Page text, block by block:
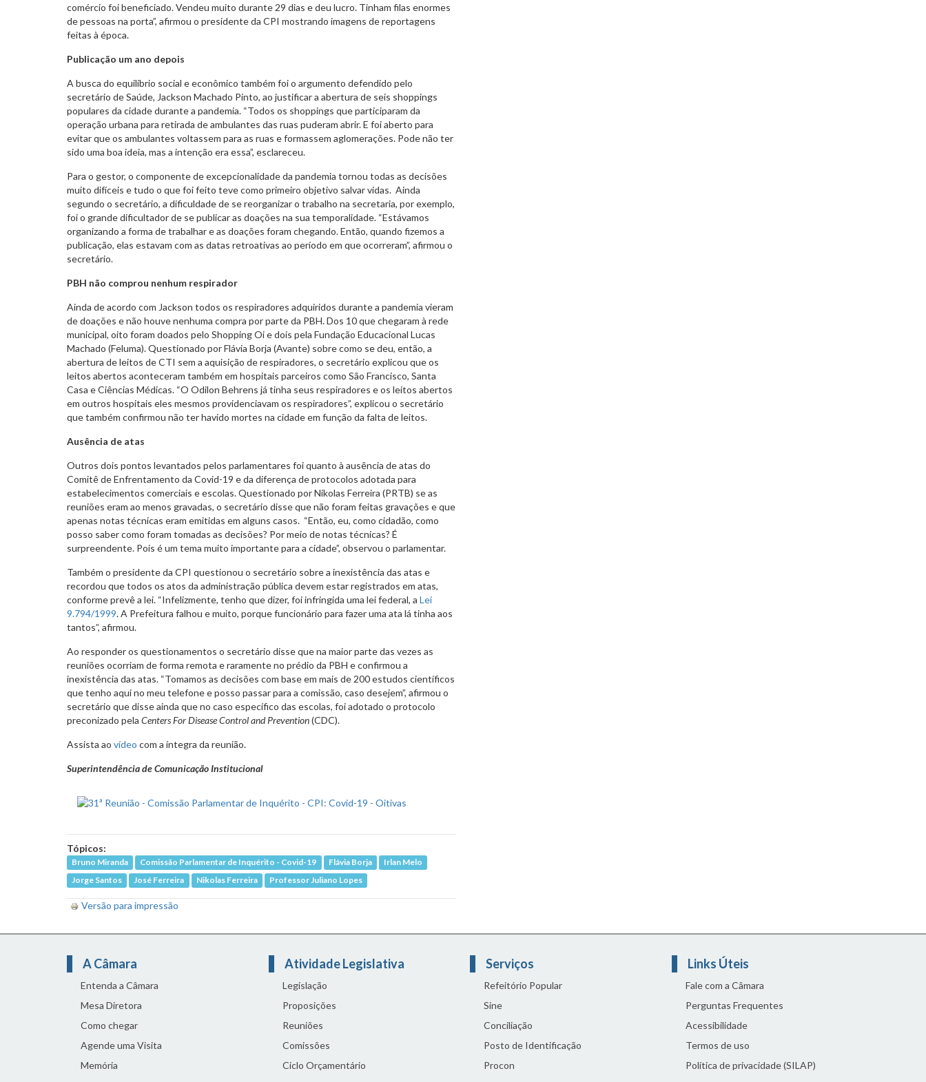
comércio foi beneficiado. Vendeu muito durante 29 dias e deu lucro. Tinham filas enormes
de pessoas na porta”, afirmou o presidente da CPI mostrando imagens de reportagens
feitas à época.
Publicação um ano depois
A busca do equilíbrio social e econômico também foi o argumento defendido pelo
secretário de Saúde, Jackson Machado Pinto, ao justificar a abertura de seis shoppings
populares da cidade durante a pandemia. “Todos os shoppings que participaram da
operação urbana para retirada de ambulantes das ruas puderam abrir. E foi aberto para
evitar que os ambulantes voltassem para as ruas e formassem aglomerações. Pode não ter
sido uma boa ideia, mas a intenção era essa”, esclareceu.
Para o gestor, o componente de excepcionalidade da pandemia tornou todas as decisões
muito difíceis e tudo o que foi feito teve como primeiro objetivo salvar vidas. Ainda
segundo o secretário, a dificuldade de se reorganizar o trabalho na secretaria, por exemplo,
foi o grande dificultador de se publicar as doações na sua temporalidade. “Estávamos
organizando a forma de trabalhar e as doações foram chegando. Então, quando fizemos a
publicação, elas estavam com as datas retroativas ao período em que ocorreram”, afirmou o
secretário.
PBH não comprou nenhum respirador
Ainda de acordo com Jackson todos os respiradores adquiridos durante a pandemia vieram
de doações e não houve nenhuma compra por parte da PBH. Dos 10 que chegaram à rede
municipal, oito foram doados pelo Shopping Oi e dois pela Fundação Educacional Lucas
Machado (Feluma). Questionado por Flávia Borja (Avante) sobre como se deu, então, a
abertura de leitos de CTI sem a aquisição de respiradores, o secretário explicou que os
leitos abertos aconteceram também em hospitais parceiros como São Francisco, Santa
Casa e Ciências Médicas. “O Odilon Behrens já tinha seus respiradores e os leitos abertos
em outros hospitais eles mesmos providenciavam os respiradores”, explicou o secretário
que também confirmou não ter havido mortes na cidade em função da falta de leitos.
Ausência de atas
Outros dois pontos levantados pelos parlamentares foi quanto à ausência de atas do
Comitê de Enfrentamento da Covid-19 e da diferença de protocolos adotada para
estabelecimentos comerciais e escolas. Questionado por Nikolas Ferreira (PRTB) se as
reuniões eram ao menos gravadas, o secretário disse que não foram feitas gravações e que
apenas notas técnicas eram emitidas em alguns casos. “Então, eu, como cidadão, como
posso saber como foram tomadas as decisões? Por meio de notas técnicas? É
surpreendente. Pois é um tema muito importante para a cidade”, observou o parlamentar.
Também o presidente da CPI questionou o secretário sobre a inexistência das atas e
recordou que todos os atos da administração pública devem estar registrados em atas,
conforme prevê a lei. “Infelizmente, tenho que dizer, foi infringida uma lei federal, a Lei
9.794/1999. A Prefeitura falhou e muito, porque funcionário para fazer uma ata lá tinha aos
tantos”, afirmou.
Ao responder os questionamentos o secretário disse que na maior parte das vezes as
reuniões ocorriam de forma remota e raramente no prédio da PBH e confirmou a
inexistência das atas. “Tomamos as decisões com base em mais de 200 estudos científicos
que tenho aqui no meu telefone e posso passar para a comissão, caso desejem”, afirmou o
secretário que disse ainda que no caso específico das escolas, foi adotado o protocolo
preconizado pela Centers For Disease Control and Prevention(CDC).
Assista ao vídeo com a íntegra da reunião.
Superintendência de Comunicação Institucional
Tópicos:
Bruno Miranda Comissão Parlamentar de Inquérito - Covid-19 Flávia Borja
Irlan Melo
Jorge Santos
José Ferreira Nikolas Ferreira Professor Juliano Lopes
Versão para impressão
A Câmara
Entenda a Câmara
Mesa Diretora
Como chegar
Agende uma Visita
Memória
Atividade Legislativa
Legislação
Proposições
Reuniões
Comissões
Ciclo Orçamentário
Serviços
Refeitório Popular
Sine
Conciliação
Posto de Identificação
Procon
Links Úteis
Fale com a Câmara
Perguntas Frequentes
Acessibilidade
Termos de uso
Política de privacidade (SILAP)